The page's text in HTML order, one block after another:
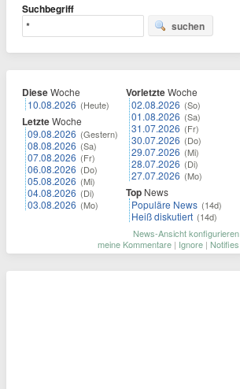
Suchbegriff
suchen
DieseWoche
10.08.2026 (Heute)
LetzteWoche
09.08.2026 (Gestern)
08.08.2026 (Sa)
07.08.2026 (Fr)
06.08.2026 (Do)
05.08.2026 (Mi)
04.08.2026 (Di)
03.08.2026 (Mo)
VorletzteWoche
02.08.2026 (So)
01.08.2026 (Sa)
31.07.2026 (Fr)
30.07.2026 (Do)
29.07.2026 (Mi)
28.07.2026 (Di)
27.07.2026 (Mo)
Top News
Populäre News (14d)
Heiß diskutiert (14d)
News-Ansicht konfigurieren
meine Kommentare | Ignore | Notifies